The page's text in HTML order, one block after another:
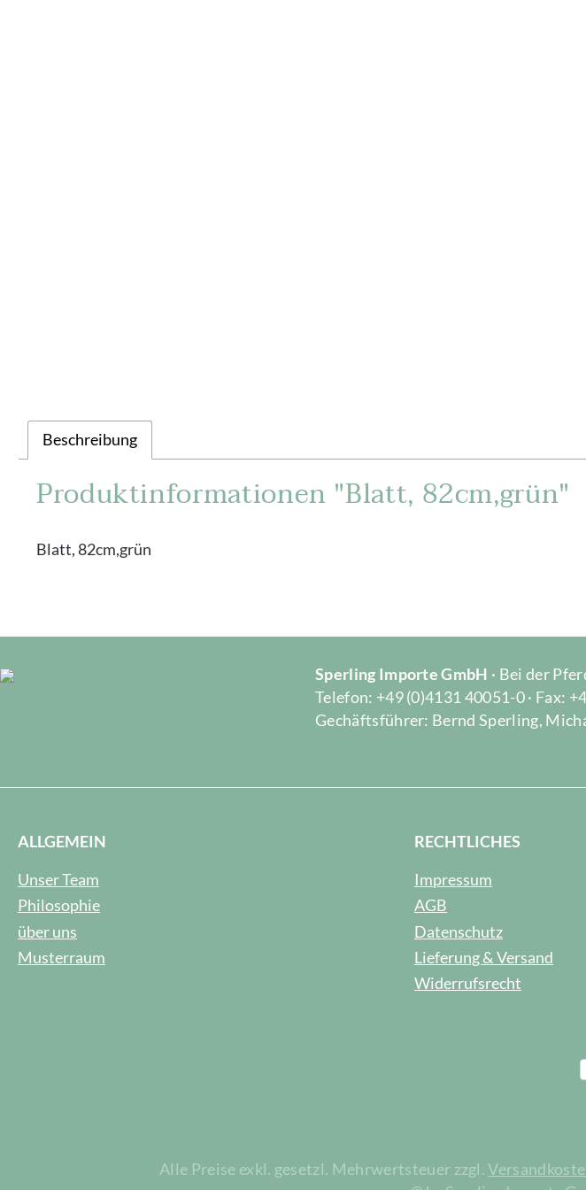
Beschreibung
Produktinformationen "Blatt, 82cm,grün"
Blatt, 82cm,grün
Sperling Importe GmbH · Bei der
Telefon: +49 (0)4131 40051-0 · Fax:
Gechäftsführer: Bernd Sperling,
ALLGEMEIN
Unser Team
Philosophie
über uns
Musterraum
RECHTLICHES
Impressum
AGB
Datenschutz
Lieferung & Versand
Widerrufsrecht
Alle Preise exkl. gesetzl. Mehrwertsteuer zzgl.